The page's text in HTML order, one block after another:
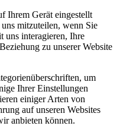
Ihrem Gerät eingestellt
mitzuteilen, wenn Sie
uns interagieren, Ihre
zu unserer Website
um
Ihrer Einstellungen
einiger Arten von
auf unseren Websites
anbieten können.